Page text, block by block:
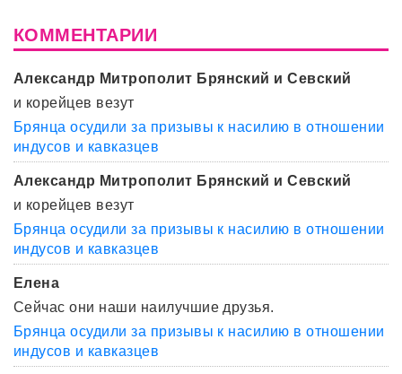
КОММЕНТАРИИ
Александр Митрополит Брянский и Севский
и корейцев везут
Брянца осудили за призывы к насилию в отношении
индусов и кавказцев
Александр Митрополит Брянский и Севский
и корейцев везут
Брянца осудили за призывы к насилию в отношении
индусов и кавказцев
Елена
Сейчас они наши наилучшие друзья.
Брянца осудили за призывы к насилию в отношении
индусов и кавказцев